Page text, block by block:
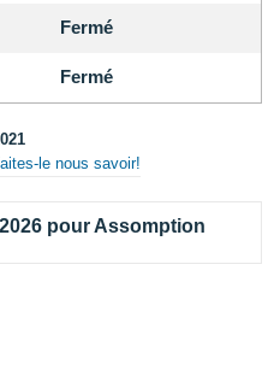
Fermé
Fermé
le nous savoir!
pour Assomption